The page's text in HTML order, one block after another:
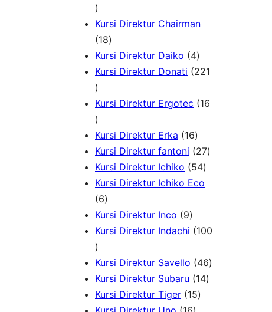
ku
4
5
P
r
o
d
u
k
Kursi Direktur Chairman
181
8
P
o
u
k
Kursi Direktur Daiko 44
P
o
u
k
Kursi Direktur Donati
221
2
2
1
P
r
o
d
u
k
Kursi Direktur Ergotec
16
1
6
P
r
o
d
u
k
Kursi Direktur Erka 161
6
P
r
u
Kursi Direktur fantoni 272
d
k
Kursi Direktur Ichiko 545
4
o
u
k
Kursi Direktur Ichiko Eco
66
P
r
d
u
k
Kursi Direktur Inco 99
P
o
d
u
k
Kursi Direktur Indachi
100
1
0
0
P
r
Kursi Direktur Savello 464
Kursi Direktur Subaru 141
Kursi Direktur Tiger 151
1